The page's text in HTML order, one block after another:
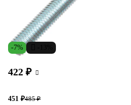
-7%
422 ₽
451 ₽485 ₽